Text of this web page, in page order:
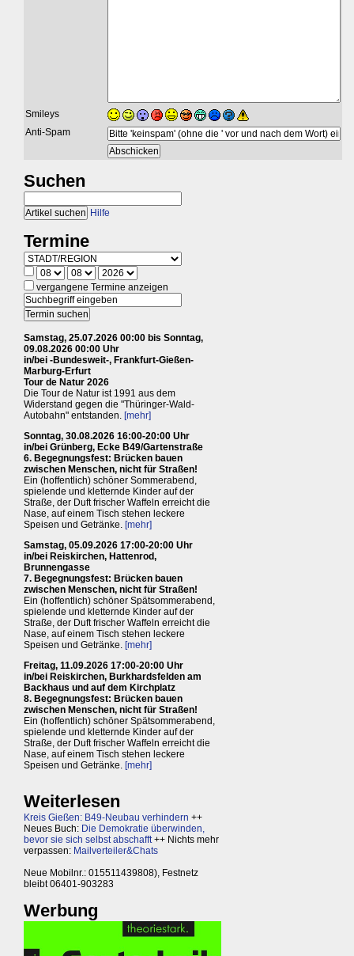
Smileys
Anti-Spam
Suchen
Hilfe
Termine
vergangene Termine anzeigen
Samstag, 25.07.2026 00:00 bis Sonntag,
09.08.2026 00:00 Uhr
in/bei -Bundesweit-, Frankfurt-Gießen-
Marburg-Erfurt
Tour de Natur 2026
Die Tour de Natur ist 1991 aus dem
Widerstand gegen die "Thüringer-Wald-
Autobahn" entstanden. [mehr]
Sonntag, 30.08.2026 16:00-20:00 Uhr
in/bei Grünberg, Ecke B49/Gartenstraße
6. Begegnungsfest: Brücken bauen
zwischen Menschen, nicht für Straßen!
Ein (hoffentlich) schöner Sommerabend,
spielende und kletternde Kinder auf der
Straße, der Duft frischer Waffeln erreicht die
Nase, auf einem Tisch stehen leckere
Speisen und Getränke. [mehr]
Samstag, 05.09.2026 17:00-20:00 Uhr
in/bei Reiskirchen, Hattenrod,
Brunnengasse
7. Begegnungsfest: Brücken bauen
zwischen Menschen, nicht für Straßen!
Ein (hoffentlich) schöner Spätsommerabend,
spielende und kletternde Kinder auf der
Straße, der Duft frischer Waffeln erreicht die
Nase, auf einem Tisch stehen leckere
Speisen und Getränke. [mehr]
Freitag, 11.09.2026 17:00-20:00 Uhr
in/bei Reiskirchen, Burkhardsfelden am
Backhaus und auf dem Kirchplatz
8. Begegnungsfest: Brücken bauen
zwischen Menschen, nicht für Straßen!
Ein (hoffentlich) schöner Spätsommerabend,
spielende und kletternde Kinder auf der
Straße, der Duft frischer Waffeln erreicht die
Nase, auf einem Tisch stehen leckere
Speisen und Getränke. [mehr]
Weiterlesen
Kreis Gießen: B49-Neubau verhindern ++
Neues Buch: Die Demokratie überwinden,
bevor sie sich selbst abschafft++ Nichts mehr
verpassen: Mailverteiler&Chats
Neue Mobilnr.: 015511439808), Festnetz
bleibt 06401-903283
Werbung